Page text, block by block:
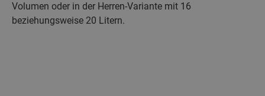
Volumen oder in der Herren-Variante mit 16
beziehungsweise 20 Litern.